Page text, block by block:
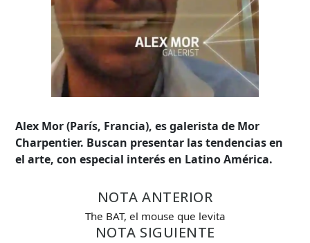
Alex Mor (París, Francia), es galerista de Mor
Charpentier. Buscan presentar las tendencias en
el arte, con especial interés en Latino América.
NOTA ANTERIOR
The BAT, el mouse que levita
NOTA SIGUIENTE